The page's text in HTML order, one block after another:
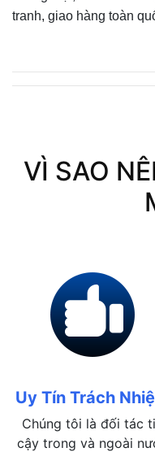
tranh, giao hàng toàn
VÌ SAO
Uy Tín Trách
Chúng tôi là đối tác
cậy trong và ngoài